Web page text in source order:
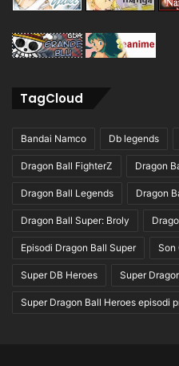
TagCloud
Bandai Namco Db legends
Dragon Ball FighterZ Dragon
Dragon Ball Legends Dragon
Dragon Ball Super: Broly
Episodi Dragon Ball Super Son
Super DB Heroes Super
Super Dragon Ball Heroes episodi